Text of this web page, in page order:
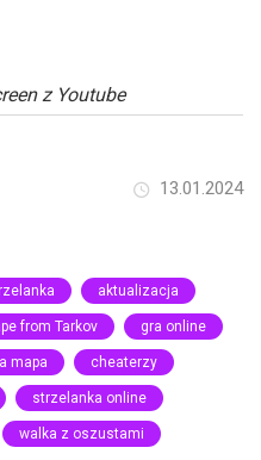
z Youtube
13.01.2024
aktualizacja
from Tarkov gra online
mapa cheaterzy
strzelanka online
walka z oszustami